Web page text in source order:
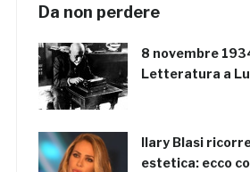
Da non perdere
8 novembre
Letteratura a
Ilary Blasi
estetica: ecco